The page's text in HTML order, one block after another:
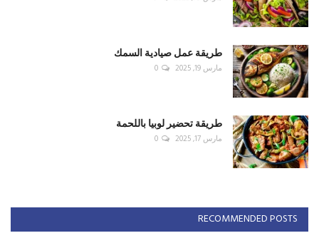
طريقة عمل صيادية السمك
مارس 19, 2025 0
طريقة تحضير لوبيا باللحمة
مارس 17, 2025 0
RECOMMENDED POSTS